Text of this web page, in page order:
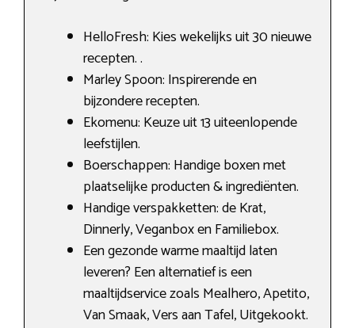
HelloFresh: Kies wekelijks uit 30 nieuwe
recepten. .
Marley Spoon: Inspirerende en
bijzondere recepten.
Ekomenu: Keuze uit 13 uiteenlopende
leefstijlen.
Boerschappen: Handige boxen met
plaatselijke producten & ingrediënten.
Handige verspakketten: de Krat,
Dinnerly, Veganbox en Familiebox.
Een gezonde warme maaltijd laten
leveren? Een alternatief is een
maaltijdservice zoals Mealhero, Apetito,
Van Smaak, Vers aan Tafel, Uitgekookt.